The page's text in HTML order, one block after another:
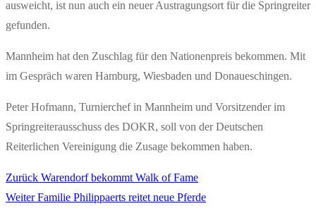
ausweicht, ist nun auch ein neuer Austragungsort für die Springreiter
gefunden.
Mannheim hat den Zuschlag für den Nationenpreis bekommen. Mit
im Gespräch waren Hamburg, Wiesbaden und Donaueschingen.
Peter Hofmann, Turnierchef in Mannheim und Vorsitzender im
Springreiterausschuss des DOKR, soll von der Deutschen
Reiterlichen Vereinigung die Zusage bekommen haben.
Beitragsnavigation
Zurück Vorheriger
Beitrag:
Warendorf bekommt Walk of Fame
Weiter Nächster
Familie Philippaerts reitet neue Pferde